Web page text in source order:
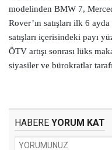
modelinden BMW 7,
Rover’ın satışları ilk 6
satışları içerisindeki payı
ÖTV artışı sonrası lüks
siyasiler ve bürokratlar
HABERE YORUM KAT